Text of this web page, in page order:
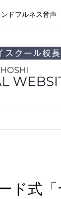
ドフルネス音声
ド式